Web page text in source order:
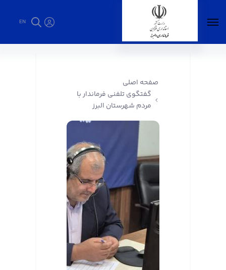
EN
صفحه اصلی
گفتگوی تلفنی فرماندار با
مردم شهرستان البرز